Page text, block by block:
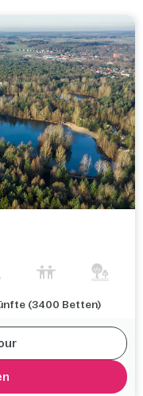
(3400 Betten)